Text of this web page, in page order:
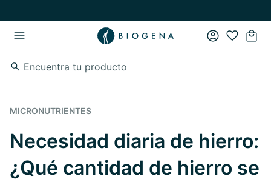
MICRONUTRIENTES
Necesidad diaria de hierro:
¿Qué cantidad de hierro se